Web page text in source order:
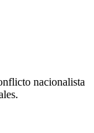
nacionalista